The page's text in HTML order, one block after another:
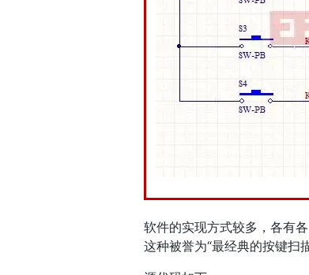
软件的实现方式较多，各有
这种被誉为“最经典的按键扫